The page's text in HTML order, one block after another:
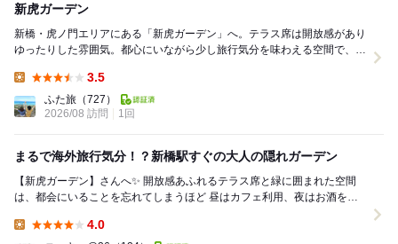
新虎ガーデン
新橋・虎ノ門エリアにある「新虎ガーデン」へ。テラス席は開放感があり
ゆったりした雰囲気。都心にいながら少し旅行気分を味わえる空間で、ラ
3.5
ふた旅 （727）
2026/08 訪問
1回
まるで海外旅行気分！？新橋駅すぐの大人の隠れガーデン
【新虎ガーデン】さんへ✨ 開放感あふれるテラス席と緑に囲まれた空間
は、都会にいることを忘れてしまうほど 昼はカフェ利用、夜はお酒を片
4.0